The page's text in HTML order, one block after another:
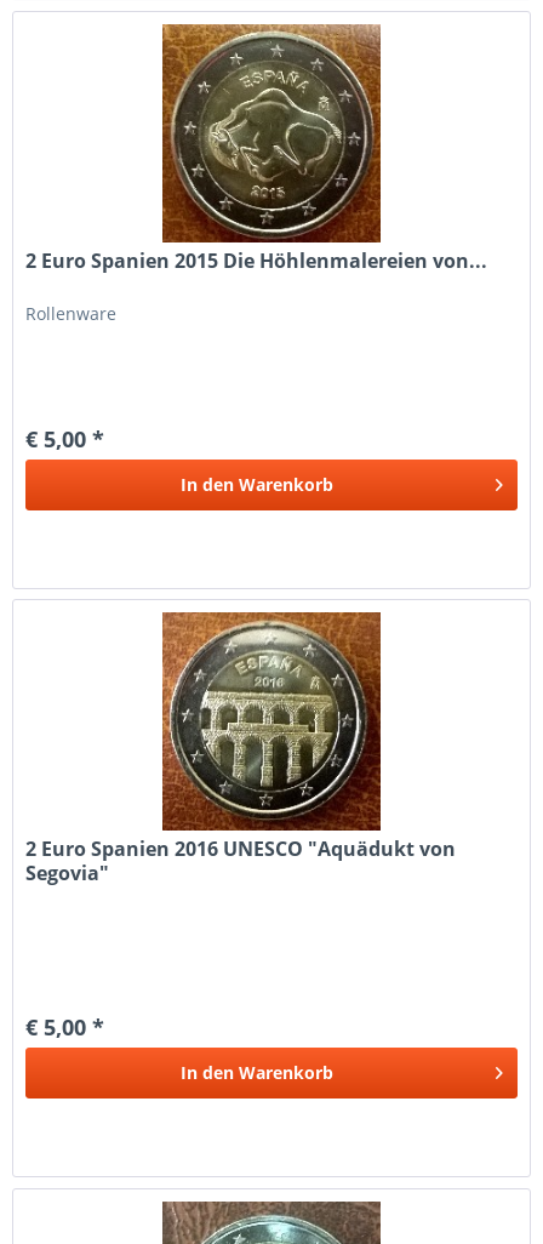
2 Euro Spanien 2015 Die Höhlenmalereien von...
Rollenware
€ 5,00 *
In den Warenkorb
2 Euro Spanien 2016 UNESCO "Aquädukt von
Segovia"
€ 5,00 *
In den Warenkorb